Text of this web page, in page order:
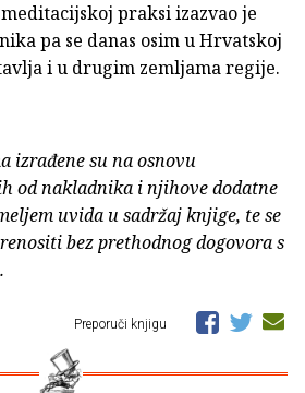
praksi izazvao je
pa se danas osim u Hrvatskoj
i u drugim zemljama regije.
izrađene su na osnovu
od nakladnika i njihove dodatne
uvida u sadržaj knjige, te se
bez prethodnog dogovora s
Preporuči knjigu